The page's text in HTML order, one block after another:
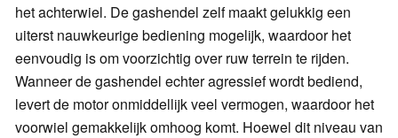
het achterwiel. De gashendel zelf maakt gelukkig een
uiterst nauwkeurige bediening mogelijk, waardoor het
eenvoudig is om voorzichtig over ruw terrein te rijden.
Wanneer de gashendel echter agressief wordt bediend,
levert de motor onmiddellijk veel vermogen, waardoor het
voorwiel gemakkelijk omhoog komt. Hoewel dit niveau van